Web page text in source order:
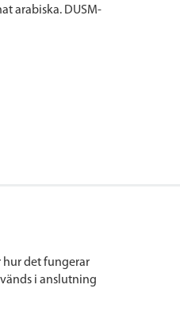
arabiska. DUSM-
hur det fungerar
i anslutning